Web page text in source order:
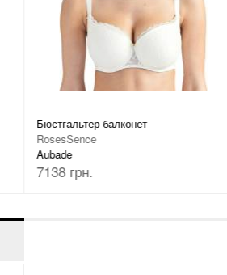
Бюстгальтер балконет
RosesSence
Aubade
7138 грн.